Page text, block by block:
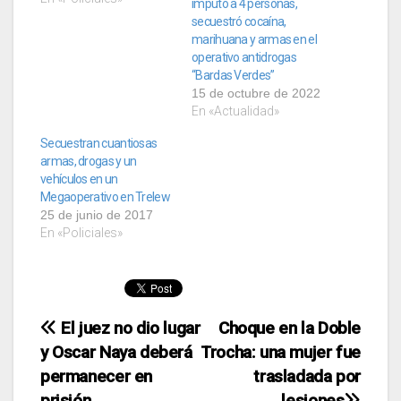
imputó a 4 personas,
secuestró cocaína,
marihuana y armas en el
operativo antidrogas
“Bardas Verdes”
15 de octubre de 2022
En «Actualidad»
Secuestran cuantiosas
armas, drogas y un
vehículos en un
Megaoperativo en Trelew
25 de junio de 2017
En «Policiales»
Navegación
de
Choque en la Doble
Trocha: una mujer fue
trasladada por
El juez no dio lugar
y Oscar Naya deberá
permanecer en